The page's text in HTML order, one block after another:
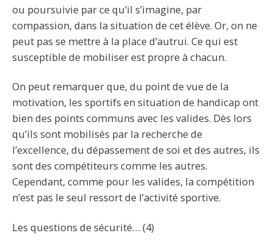
ou poursuivie par ce qu’il s’imagine, par
compassion, dans la situation de cet élève. Or, on ne
peut pas se mettre à la place d’autrui. Ce qui est
susceptible de mobiliser est propre à chacun.
On peut remarquer que, du point de vue de la
motivation, les sportifs en situation de handicap ont
bien des points communs avec les valides. Dès lors
qu’ils sont mobilisés par la recherche de
l’excellence, du dépassement de soi et des autres, ils
sont des compétiteurs comme les autres.
Cependant, comme pour les valides, la compétition
n’est pas le seul ressort de l’activité sportive.
Les questions de sécurité… (4)